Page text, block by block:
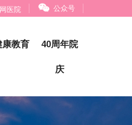
医院  公众号
康教育 40周年院
庆